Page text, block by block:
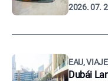
2026. 07.
EAU,
Dubái